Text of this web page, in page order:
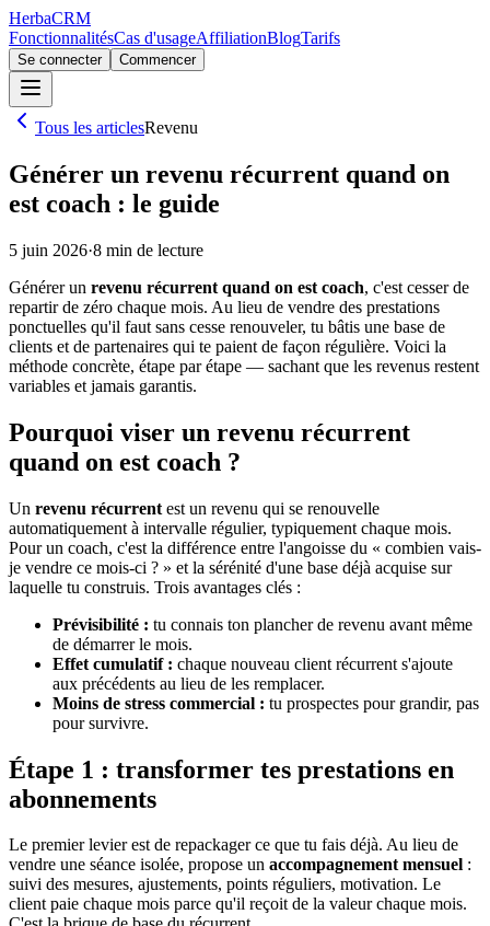
HerbaCRM
FonctionnalitésCas d'usageAffiliationBlogTarifs
Se connecter Commencer
Tous les articlesRevenu
Générer un revenu récurrent quand on
est coach : le guide
5 juin 2026·8 min de lecture
Générer un revenu récurrent quand on est coach, c'est cesser de
repartir de zéro chaque mois. Au lieu de vendre des prestations
ponctuelles qu'il faut sans cesse renouveler, tu bâtis une base de
clients et de partenaires qui te paient de façon régulière. Voici la
méthode concrète, étape par étape — sachant que les revenus restent
variables et jamais garantis.
Pourquoi viser un revenu récurrent
quand on est coach ?
Un revenu récurrent est un revenu qui se renouvelle
automatiquement à intervalle régulier, typiquement chaque mois.
Pour un coach, c'est la différence entre l'angoisse du « combien vais-
je vendre ce mois-ci ? » et la sérénité d'une base déjà acquise sur
laquelle tu construis. Trois avantages clés :
Prévisibilité : tu connais ton plancher de revenu avant même
de démarrer le mois.
Effet cumulatif : chaque nouveau client récurrent s'ajoute
aux précédents au lieu de les remplacer.
Moins de stress commercial : tu prospectes pour grandir, pas
pour survivre.
Étape 1 : transformer tes prestations en
abonnements
Le premier levier est de repackager ce que tu fais déjà. Au lieu de
vendre une séance isolée, propose un accompagnement mensuel :
suivi des mesures, ajustements, points réguliers, motivation. Le
client paie chaque mois parce qu'il reçoit de la valeur chaque mois.